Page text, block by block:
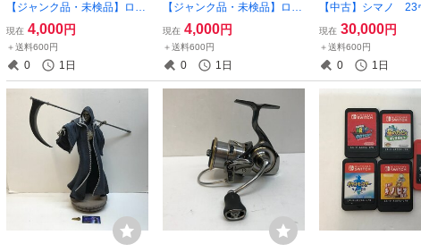
【ジャンク品・未検品】ロム
のみ ニンテンドースイッ
チ ソフト 6本セット ～マ
リオパーティ スーパースタ
ーズ 他【ゲーム-593】
現在 4,000円
＋送料600円
0 1日
【ジャンク品・未検品】ロム
のみ ニンテンドースイッ
チ ソフト 6本セット ～ポ
ケットモンスター イーブ
イ 他【ゲーム-594】
現在 4,000円
＋送料600円
0 1日
【中古】シマノ 23
ッシュ4000MHG
【釣-572】
現在 30,000円
＋送料600円
0 1日